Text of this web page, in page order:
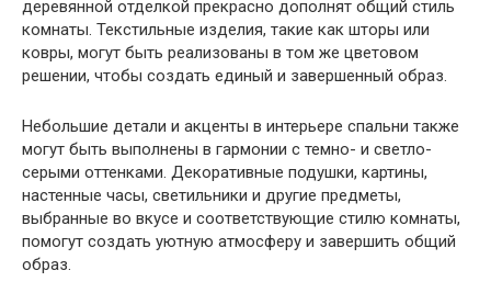
деревянной отделкой прекрасно дополнят общий стиль
комнаты. Текстильные изделия, такие как шторы или
ковры, могут быть реализованы в том же цветовом
решении, чтобы создать единый и завершенный образ.
Небольшие детали и акценты в интерьере спальни также
могут быть выполнены в гармонии с темно- и светло-
серыми оттенками. Декоративные подушки, картины,
настенные часы, светильники и другие предметы,
выбранные во вкусе и соответствующие стилю комнаты,
помогут создать уютную атмосферу и завершить общий
образ.